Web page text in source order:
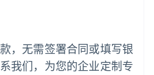
，无需签署合同或填写银
我们，为您的企业定制专